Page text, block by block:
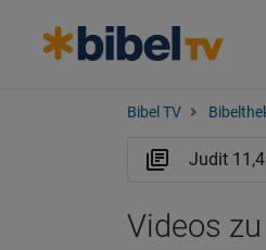
Bibel TV
Videos